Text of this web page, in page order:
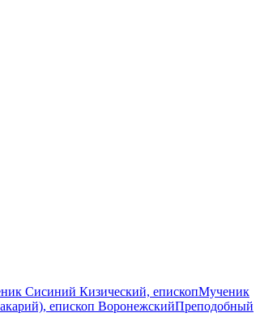
Сисиний Кизический, епископМученик
епископ ВоронежскийПреподобный